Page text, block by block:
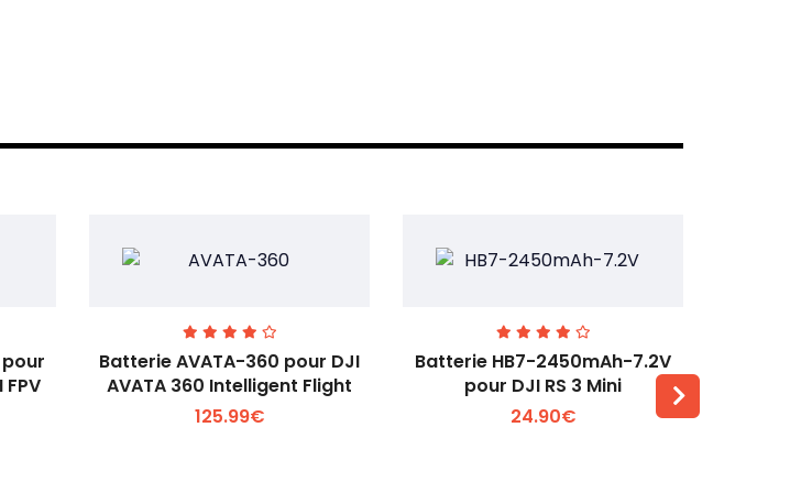
pour
Voir plus +
Batterie AVATA-360 pour DJI
AVATA 360 Intelligent Flight
125.99€
Voir plus +
Batterie HB7-2450mAh-7.2V
pour DJI RS 3 Mini
24.90€